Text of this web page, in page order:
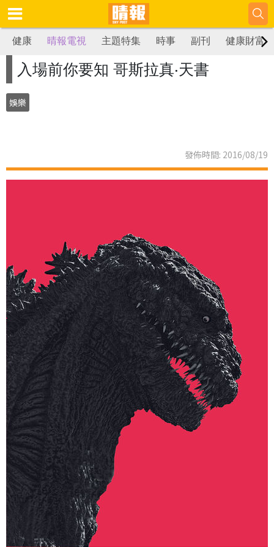
健康 晴報電視 主題特集 時事 副刊 健康財富
入場前你要知 哥斯拉真‧天書
娛樂
發佈時間: 2016/08/19